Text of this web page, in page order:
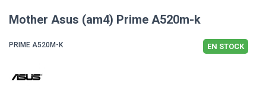
Mother Asus (am4) Prime A520m-k
PRIME A520M-K EN STOCK